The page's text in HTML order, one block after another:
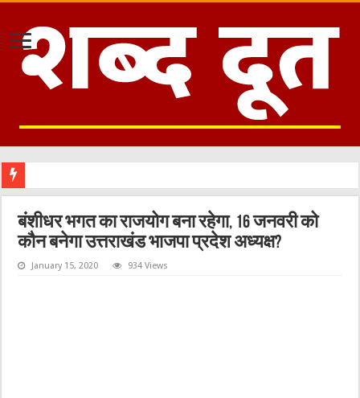
बंशीधर भगत का राजयोग बना रहेगा, 16 जनवरी को
कौन बनेगा उत्तराखंड भाजपा प्रदेश अध्यक्ष?
January 15, 2020 934 Views